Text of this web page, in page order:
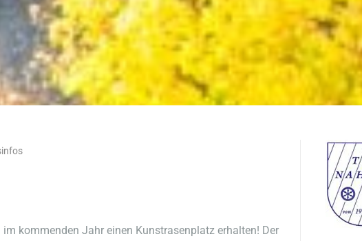
kommenden Jahr einen Kunstrasenplatz erhalten! Der